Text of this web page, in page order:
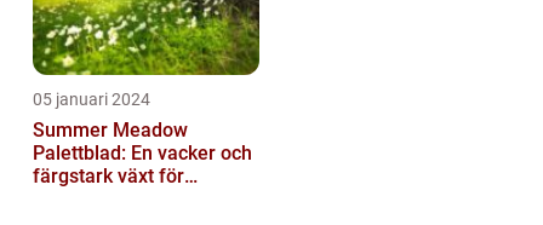
05 januari 2024
Summer Meadow
Palettblad: En vacker och
färgstark växt för